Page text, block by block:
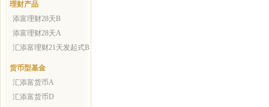
理财产品
添富理财28天B
添富理财28天A
汇添富理财21天发起式B
货币型基金
汇添富货币A
汇添富货币D